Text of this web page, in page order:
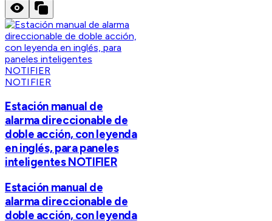
NOTIFIER
Estación manual de
alarma direccionable de
doble acción, con leyenda
en inglés, para paneles
inteligentes NOTIFIER
Estación manual de
alarma direccionable de
doble acción, con leyenda